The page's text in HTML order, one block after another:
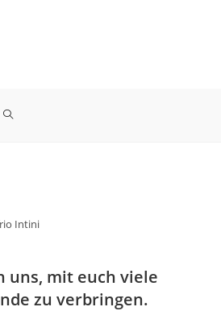
WEBSITE-
UMSCHALTEN
uns, mit euch viele
zu verbringen.